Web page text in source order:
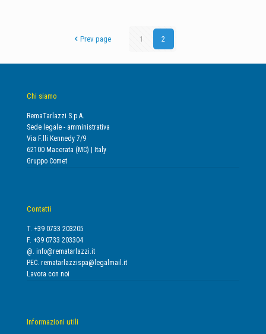
Prev page 1 2
Chi siamo
RemaTarlazzi S.p.A.
Sede legale - amministrativa
Via F.lli Kennedy 7/9
62100 Macerata (MC) | Italy
Gruppo Comet
Contatti
T. +39 0733 203205
F. +39 0733 203304
@. info@rematarlazzi.it
PEC. rematarlazzispa@legalmail.it
Lavora con noi
Informazioni utili